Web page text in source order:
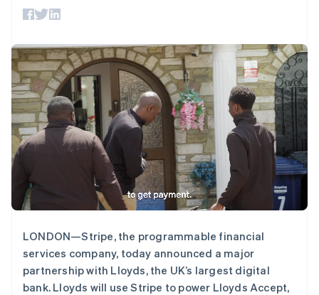
Authorization
支付成功率优
化
Link
加速结账
更多
Product roadmap
初创企业注册
Climate
碳移除
按行业
AI 企业
创作者经济
游戏
酒店、旅游与休闲
保险
媒体与娱乐
非营利组织
专业服务
公共部门
零售
生态系统
合作伙伴
Stripe App Marketplace
应用程序集成
代码示例
开发者博客
API 状态
联系
联系销售
成为合作伙伴
LONDON—Stripe, the programmable financial
services company, today announced a major
partnership with Lloyds, the UK’s largest digital
bank. Lloyds will use Stripe to power Lloyds Accept,
加拿大
English
English
克罗地亚
EnglishItaliano
拉脱维亚
English
立陶宛
English
列支敦士登
English
Deutsch English
罗马尼亚
马尔他
English
马来西亚
English简体中文